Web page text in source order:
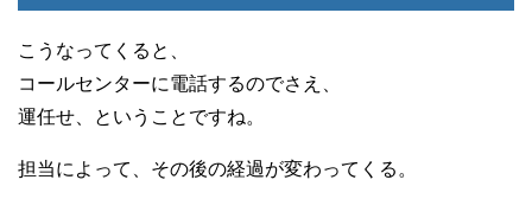
こうなってくると、
コールセンターに電話するのでさえ、
運任せ、ということですね。
担当によって、その後の経過が変わってくる。